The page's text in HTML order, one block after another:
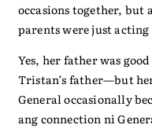
occasions together, but
parents were just
Yes, her father was
Tristan’s father—but
General occasionally
ang connection ni